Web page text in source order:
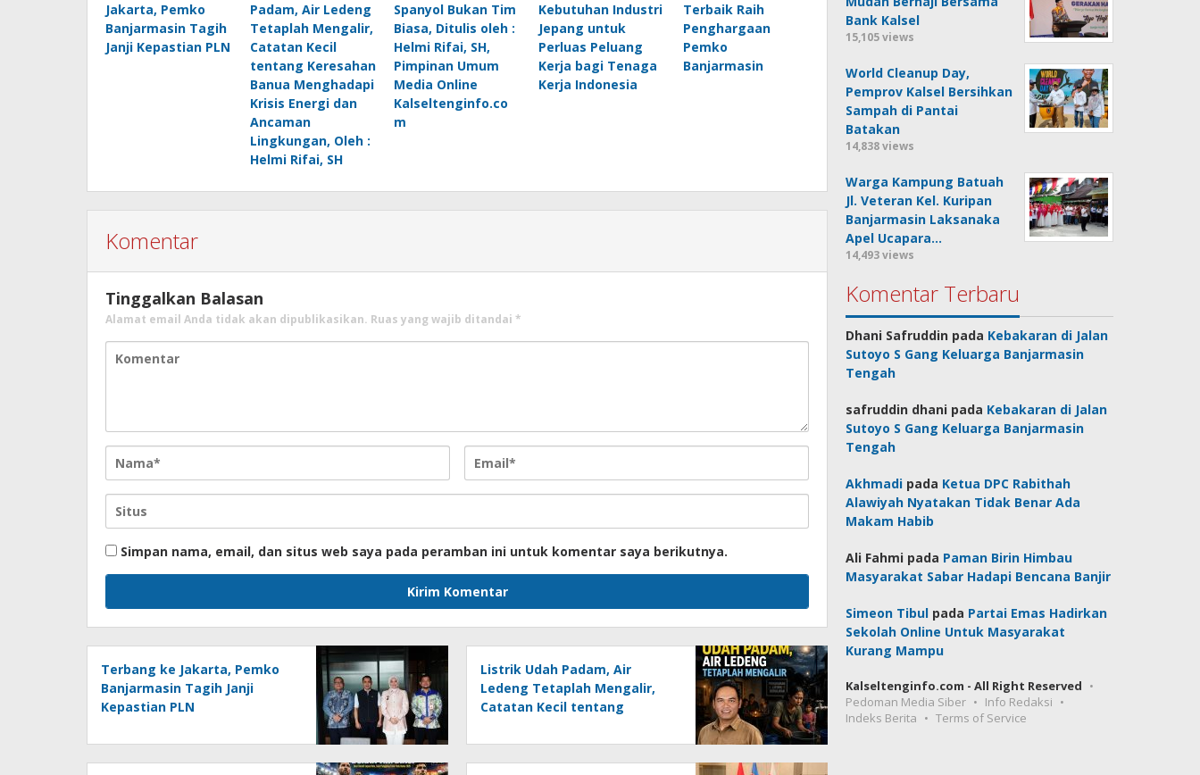
Jakarta, Pemko
Banjarmasin Tagih
Janji Kepastian PLN
Padam, Air Ledeng
Tetaplah Mengalir,
Catatan Kecil
tentang Keresahan
Banua Menghadapi
Krisis Energi dan
Ancaman
Lingkungan, Oleh :
Helmi Rifai, SH
Spanyol Bukan Tim
Biasa, Ditulis oleh :
Helmi Rifai, SH,
Pimpinan Umum
Media Online
Kalseltenginfo.co
m
Kebutuhan Industri
Jepang untuk
Perluas Peluang
Kerja bagi Tenaga
Kerja Indonesia
Terbaik Raih
Penghargaan
Pemko
Banjarmasin
Komentar
Tinggalkan Balasan
Alamat email Anda tidak akan dipublikasikan. Ruas yang wajib ditandai *
Simpan nama, email, dan situs web saya pada peramban ini untuk komentar saya berikutnya.
Terbang ke Jakarta, Pemko
Banjarmasin Tagih Janji
Kepastian PLN
Listrik Udah Padam, Air
Ledeng Tetaplah Mengalir,
Catatan Kecil tentang
Menghadapi Krisis Energi dan
Ancaman Lingkungan, Oleh :
Bank Kalsel
15,105 views
World Cleanup Day,
Pemprov Kalsel Bersihkan
Sampah di Pantai
Batakan
14,838 views
Warga Kampung Batuah
Jl. Veteran Kel. Kuripan
Banjarmasin Laksanaka
Apel Ucapara…
14,493 views
Komentar Terbaru
Dhani Safruddin pada Kebakaran di Jalan
Sutoyo S Gang Keluarga Banjarmasin
Tengah
safruddin dhani pada Kebakaran di Jalan
Sutoyo S Gang Keluarga Banjarmasin
Tengah
Akhmadi pada Ketua DPC Rabithah
Alawiyah Nyatakan Tidak Benar Ada
Makam Habib
Ali Fahmi pada Paman Birin Himbau
Masyarakat Sabar Hadapi Bencana Banjir
Simeon Tibul pada Partai Emas Hadirkan
Sekolah Online Untuk Masyarakat
Kurang Mampu
Kalseltenginfo.com - All Right Reserved
Pedoman Media Siber
Info Redaksi
Indeks Berita
Terms of Service